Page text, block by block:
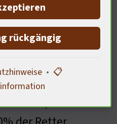
ist tief im
verankert.
Stress, der ihre
rückgängig
• 📋